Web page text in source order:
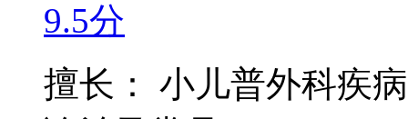
9.5分
擅长： 小儿普外科疾